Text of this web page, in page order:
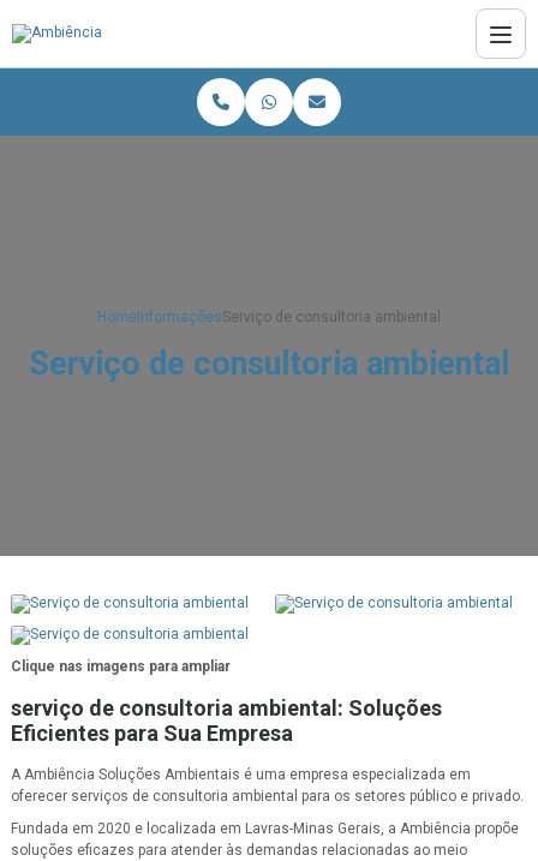
Home InformaçõesServiço de consultoria ambiental
Serviço de consultoria ambiental
Clique nas imagens para ampliar
serviço de consultoria ambiental : Soluções
Eficientes para Sua Empresa
A Ambiência Soluções Ambientais é uma empresa especializada em
oferecer serviços de consultoria ambiental para os setores público e privado.
Fundada em 2020 e localizada em Lavras-Minas Gerais, a Ambiência propõe
soluções eficazes para atender às demandas relacionadas ao meio